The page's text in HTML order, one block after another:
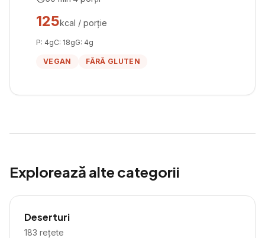
125kcal / porție
P: 4gC: 18gG: 4g
VEGAN FĂRĂ GLUTEN
Explorează alte categorii
Deserturi
183 rețete